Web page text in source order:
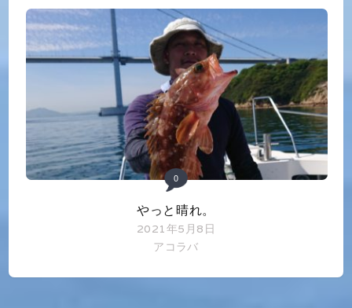
0
やっと晴れ。
2021年5月8日
アコラバ